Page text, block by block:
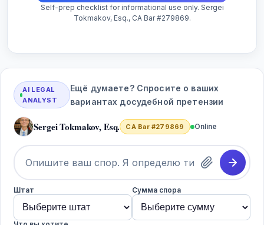
Self-prep checklist for informational use only. Sergei
Tokmakov, Esq., CA Bar #279869.
AI LEGAL
ANALYST
Ещё думаете? Спросите о ваших
вариантах досудебной претензии
Sergei Tokmakov, Esq. CA Bar #279869 Online
Штат Сумма спора